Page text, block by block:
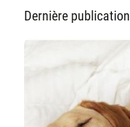
Dernière publication